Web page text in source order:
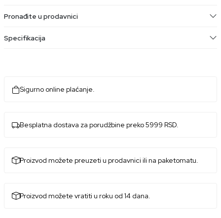
Pronađite u prodavnici
Specifikacija
Sigurno online plaćanje.
Besplatna dostava za porudžbine preko 5999 RSD.
Proizvod možete preuzeti u prodavnici ili na paketomatu.
Proizvod možete vratiti u roku od 14 dana.